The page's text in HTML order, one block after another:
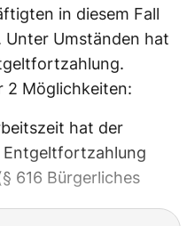
in diesem Fall
Umständen hat
2 Möglichkeiten:
hat der
616 Bürgerliches